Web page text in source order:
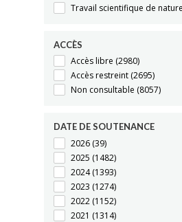
Travail scientifique de
ACCÈS
Accès libre (2980)
Accès restreint (2695)
Non consultable (8057)
DATE DE SOUTENANCE
2026 (39)
2025 (1482)
2024(1393)
2023 (1274)
2022 (1152)
2021 (1314)